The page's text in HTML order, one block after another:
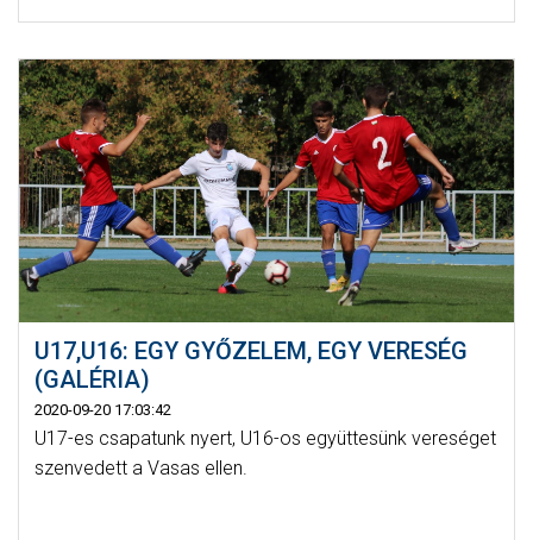
U17,U16: EGY GYŐZELEM, EGY VERESÉG
(GALÉRIA)
2020-09-20 17:03:42
U17-es csapatunk nyert, U16-os együttesünk vereséget
szenvedett a Vasas ellen.